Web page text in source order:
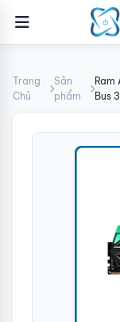
Trang
Chủ
Sản
phẩm
Ram
Bus